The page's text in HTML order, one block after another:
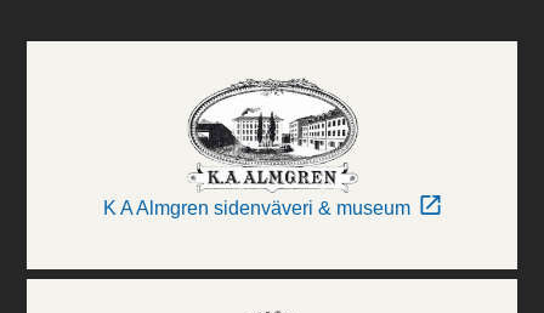
K A Almgren sidenväveri & museum